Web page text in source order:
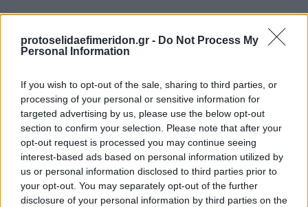
protoselidaefimeridon.gr - Do Not Process My
Personal Information
If you wish to opt-out of the sale, sharing to third parties, or
processing of your personal or sensitive information for
targeted advertising by us, please use the below opt-out
section to confirm your selection. Please note that after your
opt-out request is processed you may continue seeing
interest-based ads based on personal information utilized by
us or personal information disclosed to third parties prior to
your opt-out. You may separately opt-out of the further
disclosure of your personal information by third parties on the
Προηγούμενη
Η Άποψη
Επόμενη
Παραπολιτικά